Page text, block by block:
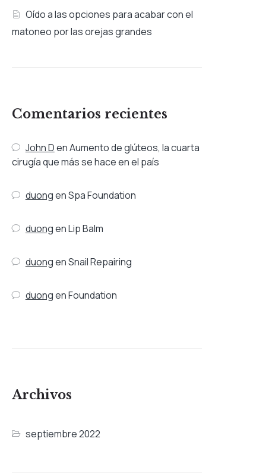
Oído a las opciones para acabar con el
matoneo por las orejas grandes
Comentarios recientes
John DenAumento de glúteos, la cuarta
cirugía que más se hace en el país
duongenSpa Foundation
duongenLip Balm
duongenSnail Repairing
duongenFoundation
Archivos
septiembre 2022